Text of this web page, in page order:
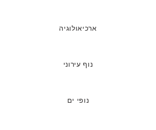
ארכיאולוגיה
נוף עירוני
נופי ים